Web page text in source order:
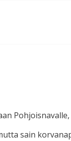
sain